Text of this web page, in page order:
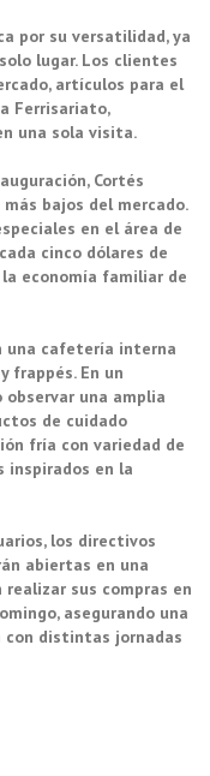
por su versatilidad, ya
lugar. Los clientes
artículos para el
Ferrisariato,
una sola visita.
Cortés
bajos del mercado.
en el área de
cinco dólares de
economía familiar de
una cafetería interna
frappés. En un
una amplia
de cuidado
fría con variedad de
inspirados en la
los directivos
abiertas en una
sus compras en
asegurando una
con distintas jornadas